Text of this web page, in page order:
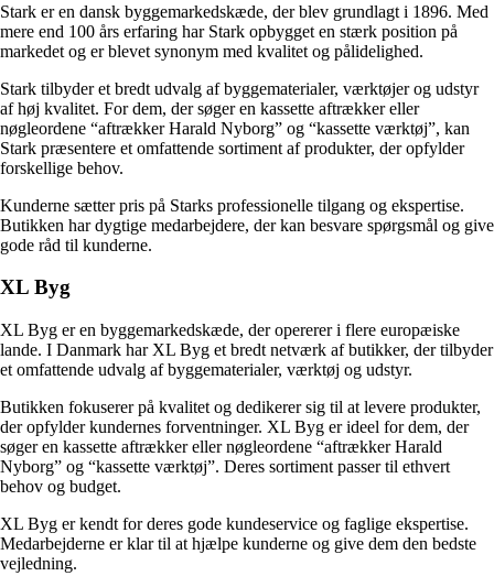
Stark er en dansk byggemarkedskæde, der blev grundlagt i 1896. Med
mere end 100 års erfaring har Stark opbygget en stærk position på
markedet og er blevet synonym med kvalitet og pålidelighed.
Stark tilbyder et bredt udvalg af byggematerialer, værktøjer og udstyr
af høj kvalitet. For dem, der søger en kassette aftrækker eller
nøgleordene “aftrækker Harald Nyborg” og “kassette værktøj”, kan
Stark præsentere et omfattende sortiment af produkter, der opfylder
forskellige behov.
Kunderne sætter pris på Starks professionelle tilgang og ekspertise.
Butikken har dygtige medarbejdere, der kan besvare spørgsmål og give
gode råd til kunderne.
XL Byg
XL Byg er en byggemarkedskæde, der opererer i flere europæiske
lande. I Danmark har XL Byg et bredt netværk af butikker, der tilbyder
et omfattende udvalg af byggematerialer, værktøj og udstyr.
Butikken fokuserer på kvalitet og dedikerer sig til at levere produkter,
der opfylder kundernes forventninger. XL Byg er ideel for dem, der
søger en kassette aftrækker eller nøgleordene “aftrækker Harald
Nyborg” og “kassette værktøj”. Deres sortiment passer til ethvert
behov og budget.
XL Byg er kendt for deres gode kundeservice og faglige ekspertise.
Medarbejderne er klar til at hjælpe kunderne og give dem den bedste
vejledning.